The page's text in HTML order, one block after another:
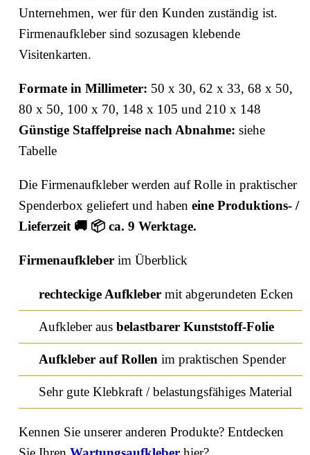
Unternehmen, wer für den Kunden zuständig ist.
Firmenaufkleber sind sozusagen klebende
Visitenkarten.
Formate in Millimeter: 50 x 30, 62 x 33, 68 x 50,
80 x 50, 100 x 70, 148 x 105 und 210 x 148
Günstige Staffelpreise nach Abnahme: siehe
Tabelle
Die Firmenaufkleber werden auf Rolle in praktischer
Spenderbox geliefert und haben eine Produktions- /
Lieferzeit 🚚 📦 ca. 9 Werktage.
Firmenaufkleber im Überblick
rechteckige Aufklebermit abgerundeten Ecken
Aufkleber aus belastbarer Kunststoff-Folie
Aufkleber auf Rollen im praktischen Spender
Sehr gute Klebkraft / belastungsfähiges Material
Kennen Sie unserer anderen Produkte? Entdecken